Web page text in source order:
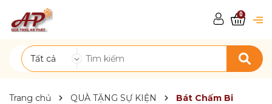
Tất cả
0
Trang chủ QUÀ TẶNG SỰ KIỆN
Bát Chấm Bi